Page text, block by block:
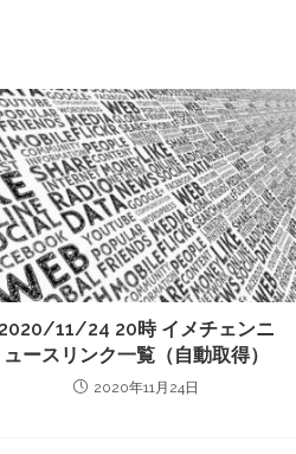
2020/11/24 20時 イメチェンニ
ュースリンク一覧（自動取得）
2020年11月24日